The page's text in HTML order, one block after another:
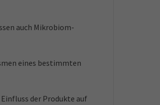
auch Mikrobiom-
eines bestimmten
der Produkte auf